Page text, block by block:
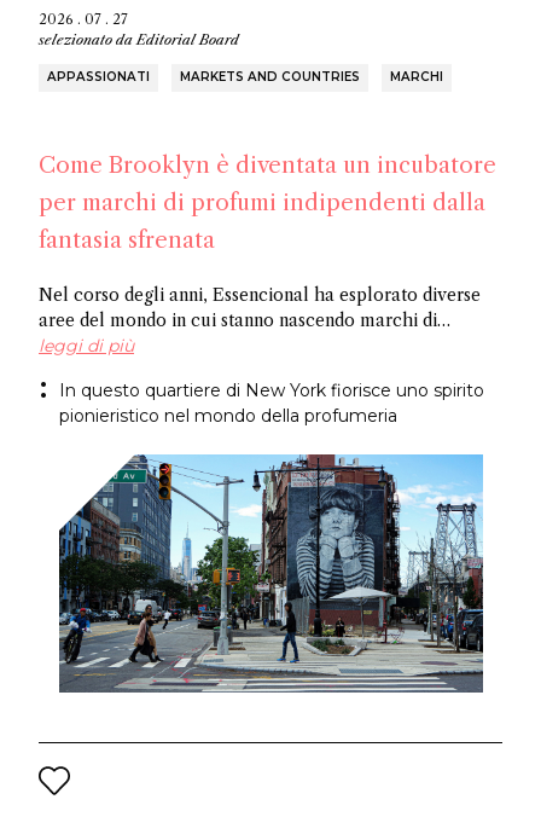
2026 . 07 . 27
selezionato daEditorial Board
APPASSIONATI MARKETS AND COUNTRIES MARCHI
Come Brooklyn è diventata un incubatore
per marchi di profumi indipendenti dalla
fantasia sfrenata
Nel corso degli anni, Essencional ha esplorato diverse
aree del mondo in cui stanno nascendo marchi di
profumi indipendenti: da Amsterdam a Shoreditch e ora
che prosperano nell'apertura artistica per cui questo
luogo è famoso e pianifica una visita ai negozi che
leggi di più
In questo quartiere di New York fiorisce uno spirito
pionieristico nel mondo della profumeria